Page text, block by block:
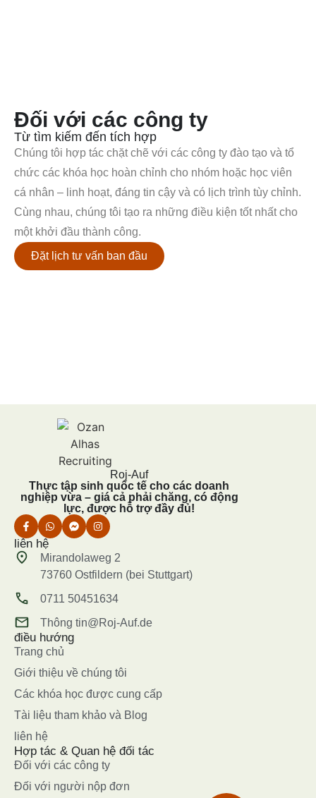
Đối với các công ty
Từ tìm kiếm đến tích hợp
Chúng tôi hợp tác chặt chẽ với các công ty đào tạo và tổ
chức các khóa học hoàn chỉnh cho nhóm hoặc học viên
cá nhân – linh hoạt, đáng tin cậy và có lịch trình tùy chỉnh.
Cùng nhau, chúng tôi tạo ra những điều kiện tốt nhất cho
một khởi đầu thành công.
Đặt lịch tư vấn ban đầu
Roj-Auf
Thực tập sinh quốc tế cho các doanh
nghiệp vừa – giá cả phải chăng, có động
lực, được hỗ trợ đầy đủ!
liên hệ
Mirandolaweg 2
73760 Ostfildern (bei Stuttgart)
0711 50451634
Thông tin@Roj-Auf.de
điều hướng
Trang chủ
Giới thiệu về chúng tôi
Các khóa học được cung cấp
Tài liệu tham khảo và Blog
liên hệ
Hợp tác & Quan hệ đối tác
Đối với các công ty
Đối với người nộp đơn